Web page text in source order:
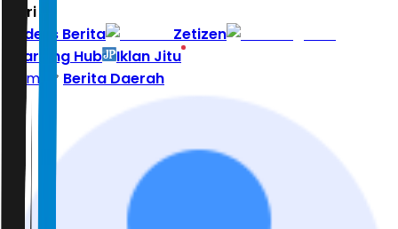
Hari ini
Indeks Berita
Zetizen
Learning Hub
Iklan Jitu
Home
Berita Daerah